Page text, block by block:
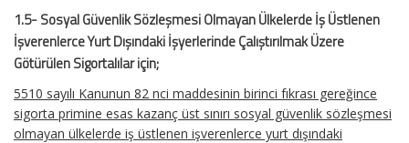
1.5- Sosyal Güvenlik Sözleşmesi Olmayan Ülkelerde İş Üstlenen
İşverenlerce Yurt Dışındaki İşyerlerinde Çalıştırılmak Üzere
Götürülen Sigortalılar için;
5510 sayılı Kanunun 82 nci maddesinin birinci fıkrası gereğince
sigorta primine esas kazanç üst sınırı sosyal güvenlik sözleşmesi
olmayan ülkelerde iş üstlenen işverenlerce yurt dışındaki